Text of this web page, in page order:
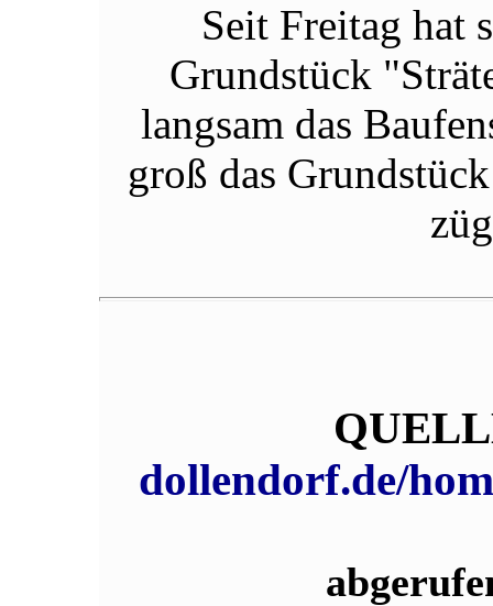
Seit Freitag hat
Grundstück
langsam das
groß das
dollendorf.de/